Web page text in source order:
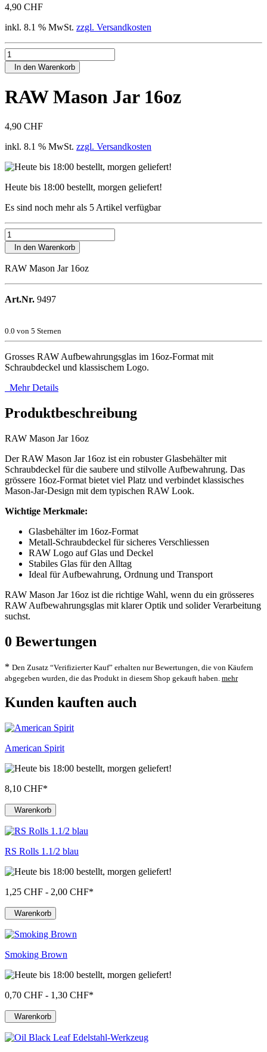
4,90 CHF
inkl. 8.1 % MwSt. zzgl. Versandkosten
In den Warenkorb
RAW Mason Jar 16oz
4,90 CHF
inkl. 8.1 % MwSt. zzgl. Versandkosten
Heute bis 18:00 bestellt, morgen geliefert!
Es sind noch mehr als 5 Artikel verfügbar
In den Warenkorb
RAW Mason Jar 16oz
Art.Nr. 9497
0.0 von 5 Sternen
Grosses RAW Aufbewahrungsglas im 16oz-Format mit
Schraubdeckel und klassischem Logo.
Mehr Details
Produktbeschreibung
RAW Mason Jar 16oz
Der RAW Mason Jar 16oz ist ein robuster Glasbehälter mit
Schraubdeckel für die saubere und stilvolle Aufbewahrung. Das
grössere 16oz-Format bietet viel Platz und verbindet klassisches
Mason-Jar-Design mit dem typischen RAW Look.
Wichtige Merkmale:
Glasbehälter im 16oz-Format
Metall-Schraubdeckel für sicheres Verschliessen
RAW Logo auf Glas und Deckel
Stabiles Glas für den Alltag
Ideal für Aufbewahrung, Ordnung und Transport
RAW Mason Jar 16oz ist die richtige Wahl, wenn du ein grösseres
RAW Aufbewahrungsglas mit klarer Optik und solider Verarbeitung
suchst.
0 Bewertungen
* Den Zusatz “Verifizierter Kauf” erhalten nur Bewertungen, die von Käufern
abgegeben wurden, die das Produkt in diesem Shop gekauft haben. mehr
Kunden kauften auch
American Spirit
8,10 CHF*
Warenkorb
RS Rolls 1.1/2 blau
1,25 CHF - 2,00 CHF*
Warenkorb
Smoking Brown
0,70 CHF - 1,30 CHF*
Warenkorb